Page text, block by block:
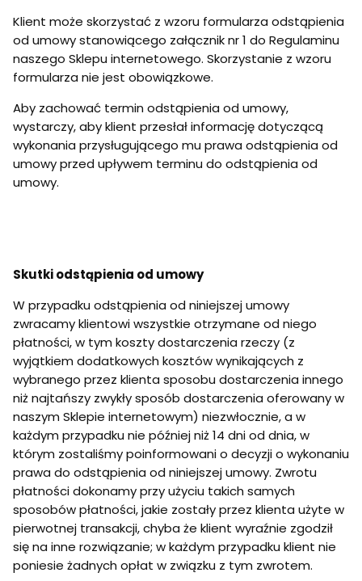
Klient może skorzystać z wzoru formularza odstąpienia
od umowy stanowiącego załącznik nr 1 do Regulaminu
naszego Sklepu internetowego. Skorzystanie z wzoru
formularza nie jest obowiązkowe.
Aby zachować termin odstąpienia od umowy,
wystarczy, aby klient przesłał informację dotyczącą
wykonania przysługującego mu prawa odstąpienia od
umowy przed upływem terminu do odstąpienia od
umowy.
Skutki odstąpienia od umowy
W przypadku odstąpienia od niniejszej umowy
zwracamy klientowi wszystkie otrzymane od niego
płatności, w tym koszty dostarczenia rzeczy (z
wyjątkiem dodatkowych kosztów wynikających z
wybranego przez klienta sposobu dostarczenia innego
niż najtańszy zwykły sposób dostarczenia oferowany w
naszym Sklepie internetowym) niezwłocznie, a w
każdym przypadku nie później niż 14 dni od dnia, w
którym zostaliśmy poinformowani o decyzji o wykonaniu
prawa do odstąpienia od niniejszej umowy. Zwrotu
płatności dokonamy przy użyciu takich samych
sposobów płatności, jakie zostały przez klienta użyte w
pierwotnej transakcji, chyba że klient wyraźnie zgodził
się na inne rozwiązanie; w każdym przypadku klient nie
poniesie żadnych opłat w związku z tym zwrotem.